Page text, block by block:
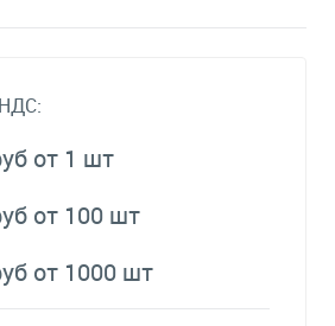
от 1 шт
от 100 шт
от 1000 шт